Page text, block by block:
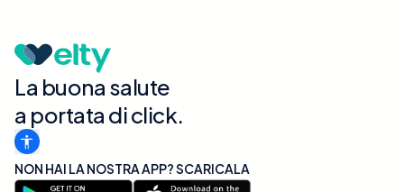
La buona salute
a portata di click.
NON HAI LA NOSTRA APP? SCARICALA